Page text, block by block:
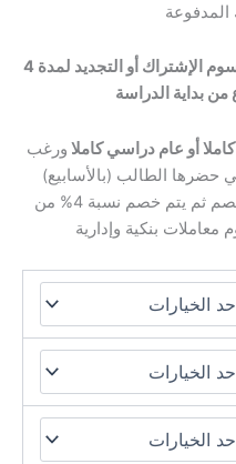
المدفوعة
لا يحق لأي عميل طلب الاسترداد لرسوم الإشتراك أو التجديد لمدة 4
من بداية الدراسة
أو عام دراسي كاملا ورغب
حضرها الطالب (بالأسابيع)
بالرسوم الأصلية دون تطبيق أي خصم ثم يتم خصم نسبة 4% من
بنكية وإدارية